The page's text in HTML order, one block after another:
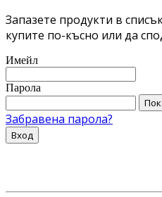
Запазете продукти в
купите по-късно или да
Имейл
Парола
Забравена парола?
Вход